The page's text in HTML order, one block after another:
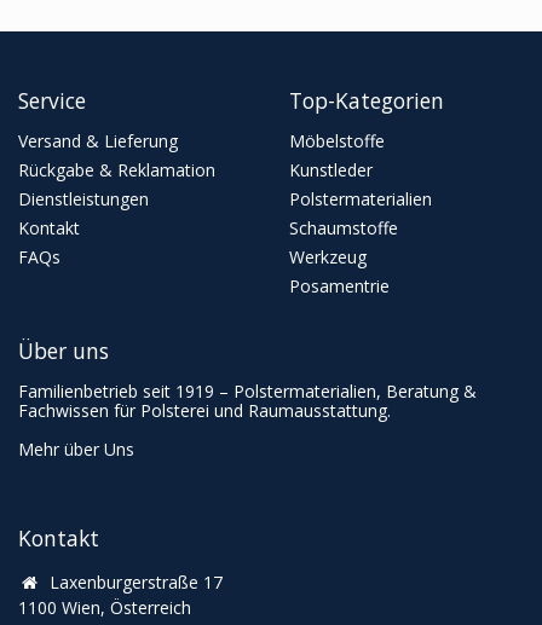
Service
Versand & Lieferung
Rückgabe & Reklamation
Dienstleistungen
Kontakt
FAQs
Top-Kategorien
Möbelstoffe
Kunstleder
Polstermaterialien
Schaumstoffe
Werkzeug
Posamentrie
Kontakt
Laxenburgerstraße 17
1100 Wien, Österreich
Über uns
Familienbetrieb seit 1919 – Polstermaterialien, Beratung &
Fachwissen für Polsterei und Raumausstattung.
Mehr über Uns